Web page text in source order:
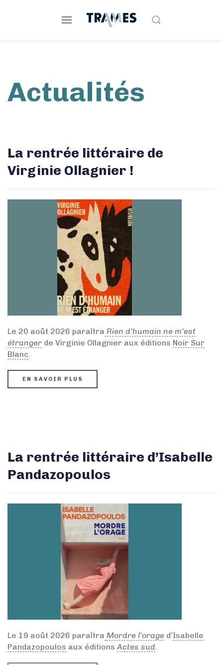
Actualités
La rentrée littéraire de
Virginie Ollagnier !
Le 20 août 2026 paraîtra Rien d’humain ne m’est
étranger de Virginie Ollagnier aux éditions Noir Sur
Blanc.
EN SAVOIR PLUS
La rentrée littéraire d’Isabelle
Pandazopoulos
Le 19 août 2026 paraîtra Mordre l’orage d’Isabelle
Pandazopoulos aux éditionsActes sud.